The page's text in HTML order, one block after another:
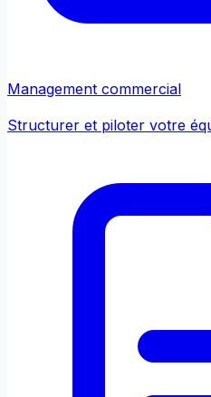
Management commercial
Structurer et piloter votre